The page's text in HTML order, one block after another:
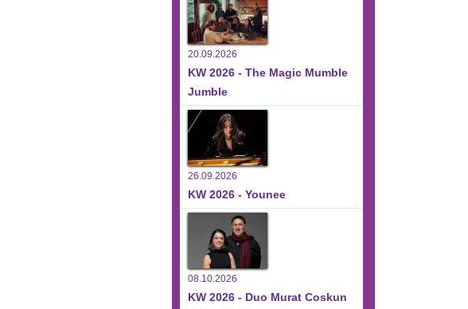
20.09.2026
KW 2026 - The Magic Mumble
Jumble
26.09.2026
KW 2026 - Younee
08.10.2026
KW 2026 - Duo Murat Coskun